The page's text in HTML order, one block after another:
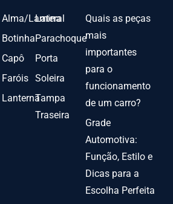
Alma/Lamina
Botinha
Capô
Faróis
Lanterna
Lateral
Parachoque
Porta
Soleira
Tampa
Traseira
Quais as peças
mais
importantes
para o
funcionamento
de um carro?
Grade
Automotiva:
Função, Estilo e
Dicas para a
Escolha Perfeita